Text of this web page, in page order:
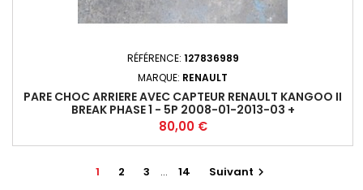
RÉFÉRENCE: 127836989
MARQUE: RENAULT
PARE CHOC ARRIERE AVEC CAPTEUR RENAULT KANGOO II
BREAK PHASE 1 - 5P 2008-01-2013-03 +
Prix
80,00 €
1 2 3 … 14 Suivant 